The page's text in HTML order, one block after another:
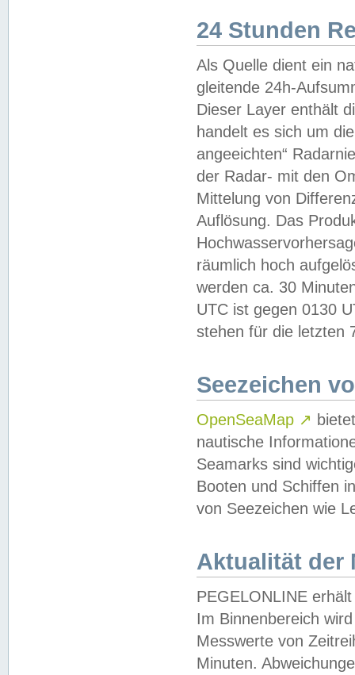
24 Stunden
Als Quelle dient ein
gleitende 24h-
Dieser Layer enthält
handelt es sich um
angeeichten“
der Radar- mit den
Mittelung von
Auflösung. Das
räumlich hoch
werden ca. 30
UTC ist gegen 0130
stehen für die letzten
Seezeichen
OpenSeaMap ↗
nautische
Seamarks sind
Booten und Schiffen
von Seezeichen wie
Aktualität der
PEGELONLINE
Im Binnenbereich
Messwerte von
Minuten.